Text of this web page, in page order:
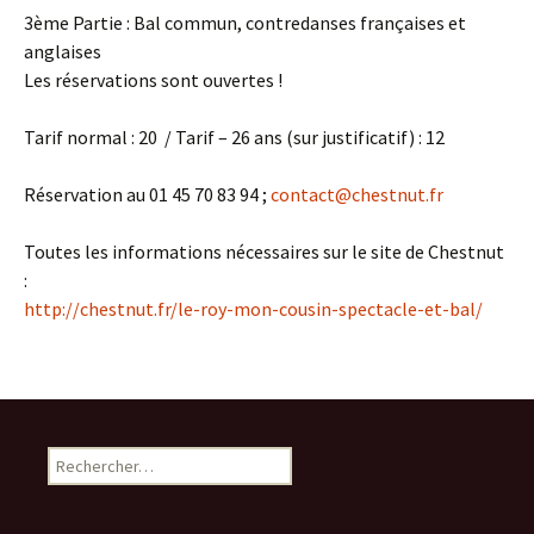
3ème Partie : Bal commun, contredanses françaises et
anglaises
Les réservations sont ouvertes !
Tarif normal : 20 / Tarif – 26 ans (sur justificatif) : 12
Réservation au 01 45 70 83 94 ; contact@chestnut.fr
Toutes les informations nécessaires sur le site de Chestnut
:
http://chestnut.fr/le-roy-mon-cousin-spectacle-et-bal/
Rechercher :